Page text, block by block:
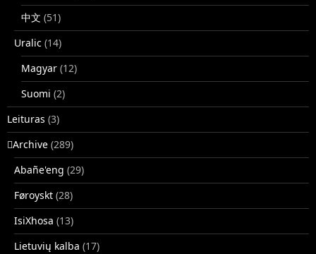
中文 (51)
Uralic (14)
Magyar (12)
Suomi (2)
Leituras (3)
􏿽Archive (289)
Abañe'eng (29)
Føroyskt (28)
IsiXhosa (13)
Lietuvių kalba (17)